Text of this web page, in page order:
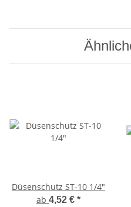
Düsenschutz ST-10 1/4"
ab 4,52 € *